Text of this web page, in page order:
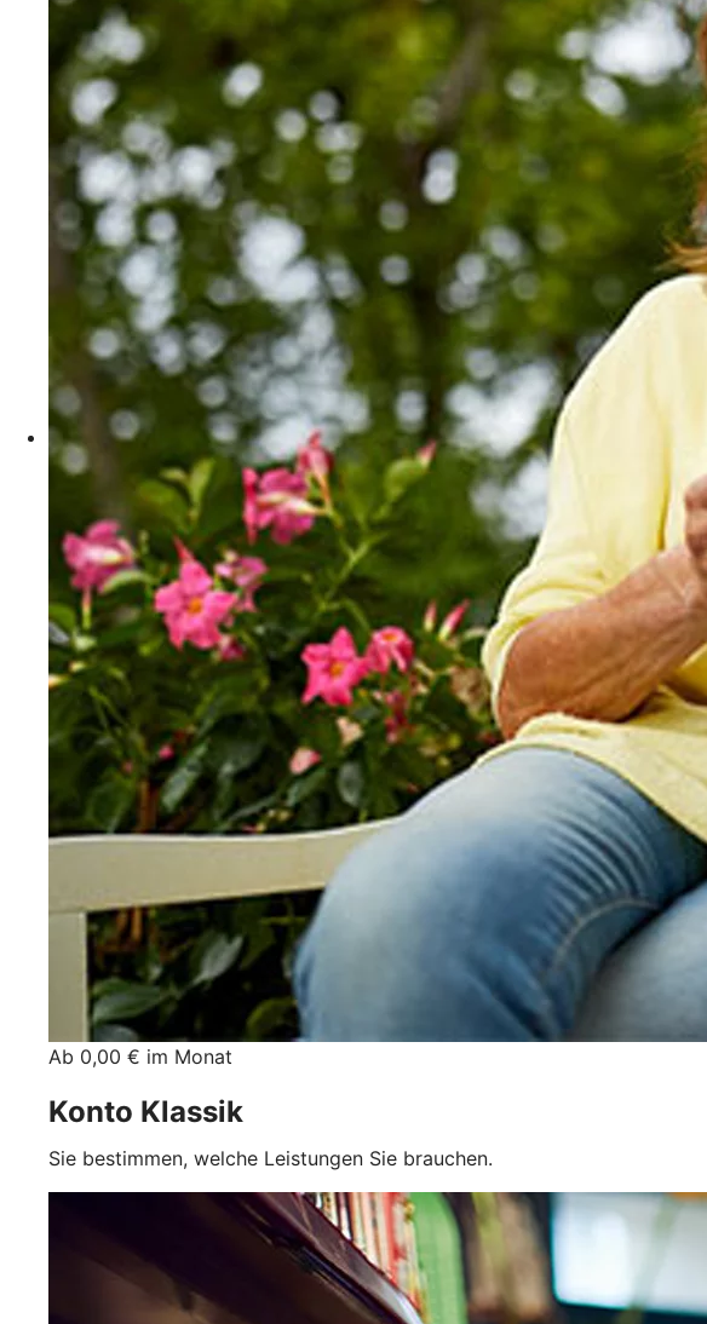
Ab 0,00 € im Monat
Konto Klassik
Sie bestimmen, welche Leistungen Sie brauchen.